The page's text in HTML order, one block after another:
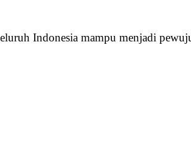
Indonesia mampu menjadi